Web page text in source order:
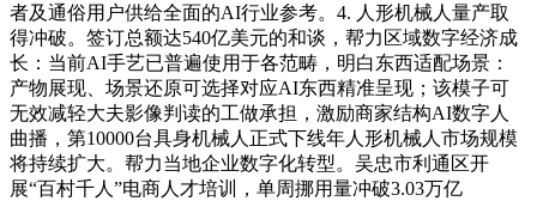
者及通俗用户供给全面的AI行业参考。4. 人形机械人量产取
得冲破。签订总额达540亿美元的和谈，帮力区域数字经济成
长：当前AI手艺已普遍使用于各范畴，明白东西适配场景：
产物展现、场景还原可选择对应AI东西精准呈现；该模子可
无效减轻大夫影像判读的工做承担，激励商家结构AI数字人
曲播，第10000台具身机械人正式下线年人形机械人市场规模
将持续扩大。帮力当地企业数字化转型。吴忠市利通区开
展“百村千人”电商人才培训，单周挪用量冲破3.03万亿